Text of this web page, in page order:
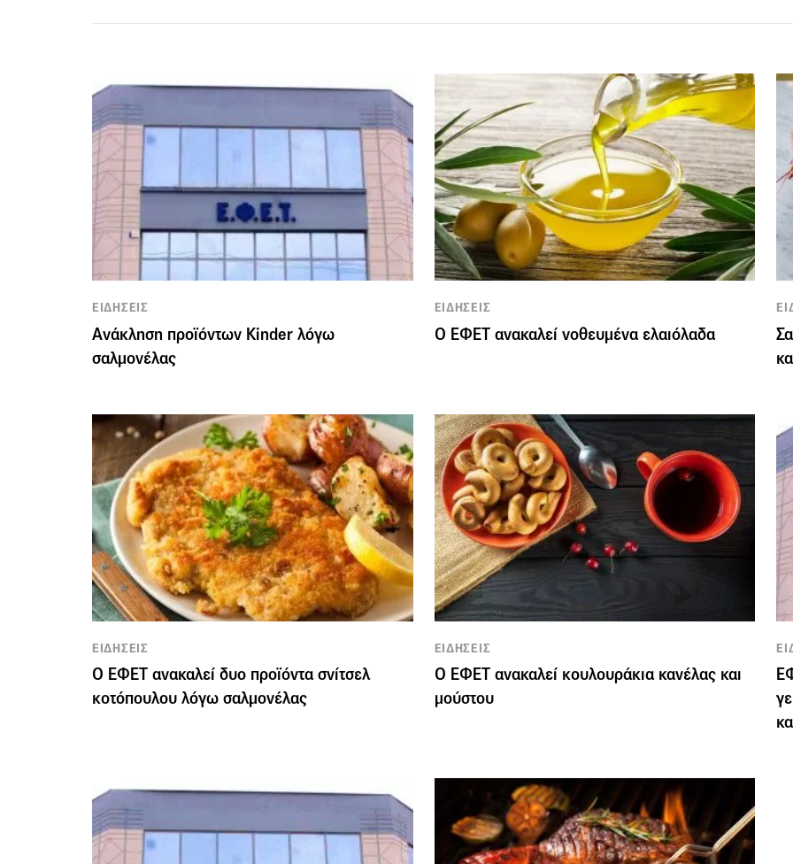
ΕΙΔΗΣΕΙΣ
Ανάκληση προϊόντων Kinder λόγω
σαλμονέλας
ΕΙΔΗΣΕΙΣ
Ο ΕΦΕΤ ανακαλεί νοθευμένα ελαιόλαδα
ΕΙΔΗΣΕΙΣ
Ο ΕΦΕΤ ανακαλεί δυο προϊόντα σνίτσελ
κοτόπουλου λόγω σαλμονέλας
ΕΙΔΗΣΕΙΣ
Ο ΕΦΕΤ ανακαλεί κουλουράκια κανέλας και
μούστου